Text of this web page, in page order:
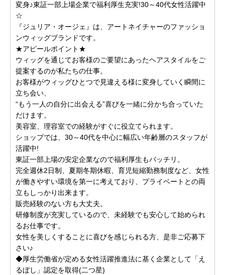
変身♪東証一部上場企業で福利厚生充実!30～40代女性活躍中
☆
『ジュリア・オージェ』は、アートネイチャーのファッショ
ンウィッグブランドです。
★アピールポイント★
ウィッグを通じてお客様のご要望にあったヘアスタイルをご
提案するのが私たちの仕事。
お客様がウィッグひとつで見違える様に変身していく瞬間に
立ち会い、
“もう一人の自分に出会える”喜びを一緒に分かち合っていた
だけます。
美容室、理容室での経験がすぐに役立てられます。
ショップでは、30～40代を中心に幅広い年齢層のスタッフが
活躍中!
東証一部上場の安定企業なので福利厚生もバッチリ。
完全週休2日制、夏期冬期休暇、育児短縮勤務制度など、女性
が働きやすい環境を第一に考えており、プライベートとの両
立もしっかり出来ます。
販売経験のない方も大丈夫。
研修制度が充実しているので、未経験でも安心して始められ
るお仕事です。
女性を美しくすることに喜びを感じられる方、是非ご応募下
さい♪
◆厚生労働省が定める女性活躍推進法に基く企業として「え
るぼし」認定を取得(二つ星)